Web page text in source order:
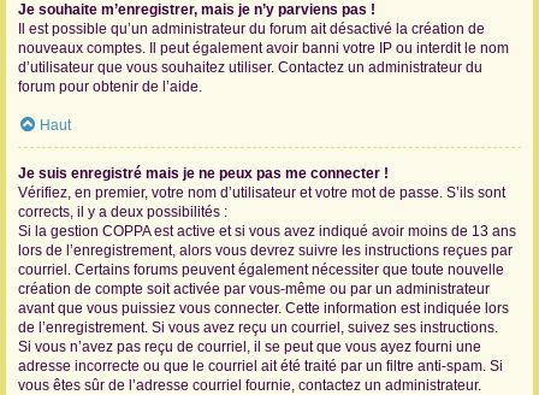
Je souhaite m’enregistrer, mais je n’y parviens pas !
Il est possible qu’un administrateur du forum ait désactivé la création de
nouveaux comptes. Il peut également avoir banni votre IP ou interdit le nom
d’utilisateur que vous souhaitez utiliser. Contactez un administrateur du
forum pour obtenir de l’aide.
Haut
Je suis enregistré mais je ne peux pas me connecter !
Vérifiez, en premier, votre nom d’utilisateur et votre mot de passe. S’ils sont
corrects, il y a deux possibilités :
Si la gestion COPPA est active et si vous avez indiqué avoir moins de 13 ans
lors de l’enregistrement, alors vous devrez suivre les instructions reçues par
courriel. Certains forums peuvent également nécessiter que toute nouvelle
création de compte soit activée par vous-même ou par un administrateur
avant que vous puissiez vous connecter. Cette information est indiquée lors
de l’enregistrement. Si vous avez reçu un courriel, suivez ses instructions.
Si vous n’avez pas reçu de courriel, il se peut que vous ayez fourni une
adresse incorrecte ou que le courriel ait été traité par un filtre anti-spam. Si
vous êtes sûr de l’adresse courriel fournie, contactez un administrateur.